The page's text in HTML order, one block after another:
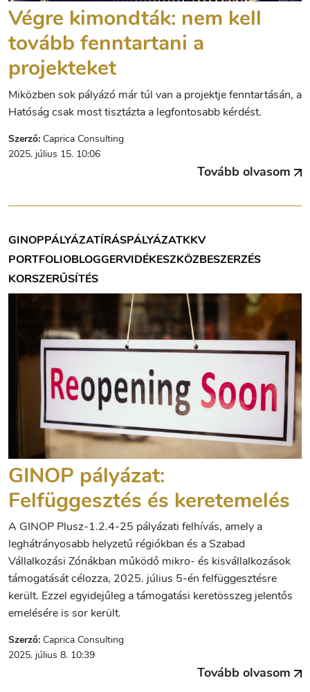
Végre kimondták: nem kell
tovább fenntartani a
projekteket
Miközben sok pályázó már túl van a projektje fenntartásán, a
Hatóság csak most tisztázta a legfontosabb kérdést.
Szerző: Caprica Consulting
2025. július 15. 10:06
Tovább olvasom
GINOPPÁLYÁZATÍRÁSPÁLYÁZATKKV
PORTFOLIOBLOGGERVIDÉKESZKÖZBESZERZÉS
KORSZERŰSÍTÉS
GINOP pályázat:
Felfüggesztés és keretemelés
A GINOP Plusz-1.2.4-25 pályázati felhívás, amely a
leghátrányosabb helyzetű régiókban és a Szabad
Vállalkozási Zónákban működő mikro- és kisvállalkozások
támogatását célozza, 2025. július 5-én felfüggesztésre
került. Ezzel egyidejűleg a támogatási keretösszeg jelentős
emelésére is sor került.
Szerző: Caprica Consulting
2025. július 8. 10:39
Tovább olvasom